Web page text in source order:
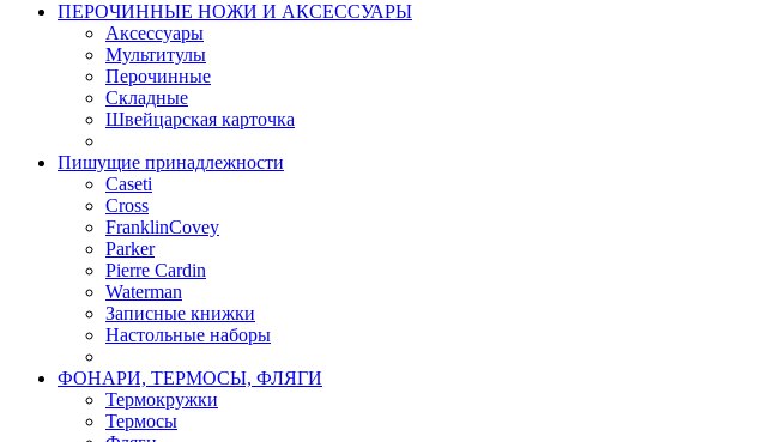
ПЕРОЧИННЫЕ НОЖИ И АКСЕССУАРЫ
Аксессуары
Мультитулы
Перочинные
Складные
Швейцарская карточка
Пишущие принадлежности
Caseti
Cross
FranklinCovey
Parker
Pierre Cardin
Waterman
Записные книжки
Настольные наборы
ФОНАРИ, ТЕРМОСЫ, ФЛЯГИ
Термокружки
Термосы